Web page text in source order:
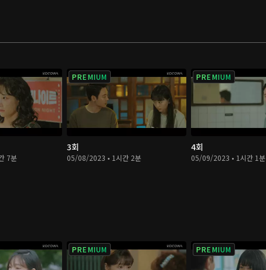
7분
PREMIUM
3회
05/08/2023 • 1시간 2분
PREMIUM
4회
05/09/2023 • 1시간 1분
PREMIUM PREMIUM